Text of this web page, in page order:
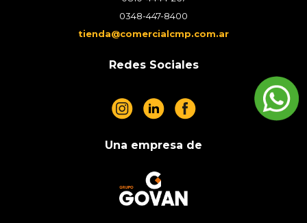
0348-447-8400
tienda@comercialcmp.com.ar
Redes Sociales
Una empresa de